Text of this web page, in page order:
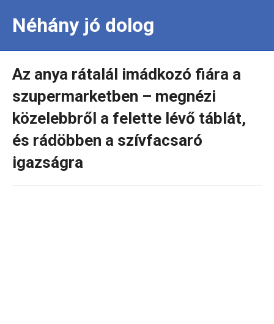
Néhány jó dolog
Az anya rátalál imádkozó fiára a
szupermarketben – megnézi
közelebbről a felette lévő táblát,
és rádöbben a szívfacsaró
igazságra